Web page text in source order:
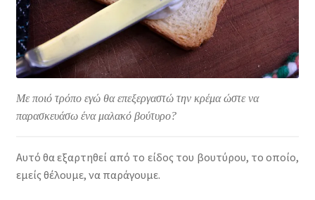
Με ποιό τρόπο εγώ θα επεξεργαστώ την κρέμα ώστε να
παρασκευάσω ένα μαλακό βούτυρο?
Αυτό θα εξαρτηθεί από το είδος του βουτύρου, το οποίο,
εμείς θέλουμε, να παράγουμε.